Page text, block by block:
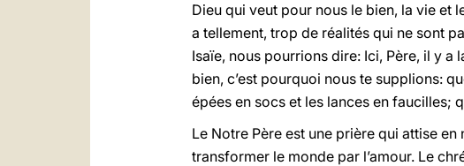
Dieu qui veut pour nous le bien, la vie et
a tellement, trop de réalités qui ne sont
Isaïe, nous pourrions dire: Ici, Père, il y
bien, c’est pourquoi nous te supplions:
épées en socs et les lances en faucilles;
Le Notre Père est une prière qui attise
transformer le monde par l’amour. Le